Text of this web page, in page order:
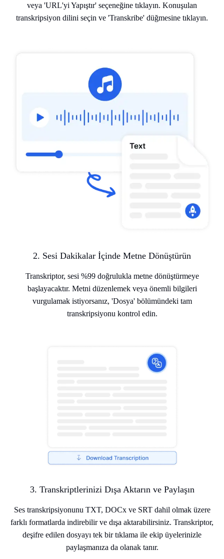
veya 'URL'yi Yapıştır' seçeneğine tıklayın. Konuşulan
transkripsiyon dilini seçin ve 'Transkribe' düğmesine tıklayın.
2. Sesi Dakikalar İçinde Metne Dönüştürün
Transkriptor, sesi %99 doğrulukla metne dönüştürmeye
başlayacaktır. Metni düzenlemek veya önemli bilgileri
vurgulamak istiyorsanız, 'Dosya' bölümündeki tam
transkripsiyonu kontrol edin.
3. Transkriptlerinizi Dışa Aktarın ve Paylaşın
Ses transkripsiyonunu TXT, DOCx ve SRT dahil olmak üzere
farklı formatlarda indirebilir ve dışa aktarabilirsiniz. Transkriptor,
deşifre edilen dosyayı tek bir tıklama ile ekip üyelerinizle
paylaşmanıza da olanak tanır.